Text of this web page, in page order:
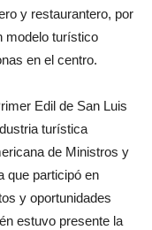
y restaurantero, por
modelo turístico
en el centro.
Edil de San Luis
turística
de Ministros y
que participó en
y oportunidades
estuvo presente la